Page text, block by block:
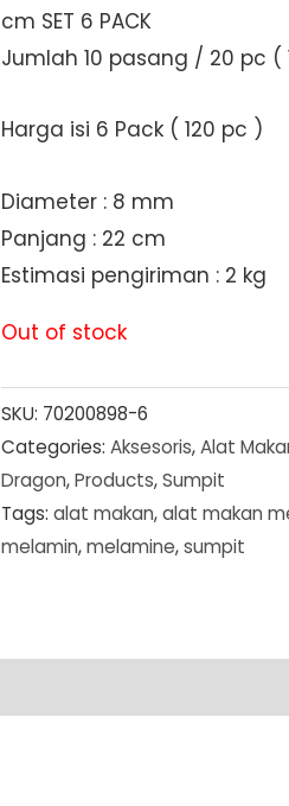
cm SET 6 PACK
Jumlah 10 pasang / 20 pc (
Harga isi 6 Pack ( 120 pc )
Diameter : 8 mm
Panjang : 22 cm
Estimasi pengiriman : 2 kg
Out of stock
SKU: 70200898-6
Categories: Aksesoris,Alat
Dragon,Products,Sumpit
Tags: alat makan,alat makan
melamin,melamine,sumpit